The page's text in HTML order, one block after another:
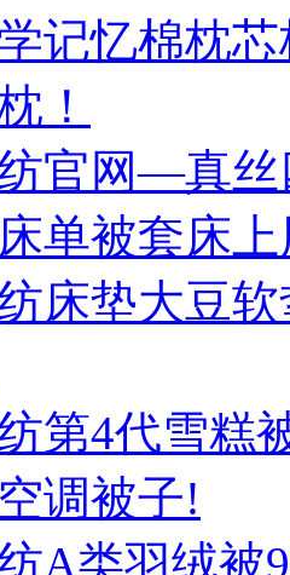
记忆棉枕
！
官网—真丝
单被套床
床垫大豆
第4代雪糕
调被子!
A类羽绒被